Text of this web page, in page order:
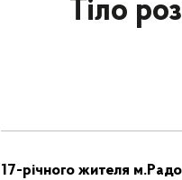
Тіло
17-річного жителя